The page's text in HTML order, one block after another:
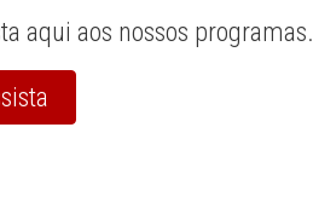
aqui aos nossos programas.